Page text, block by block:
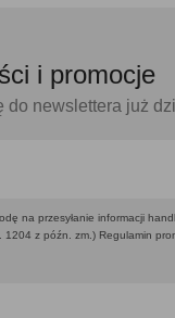
i promocje
do newslettera już
na przesyłanie informacji
z późn. zm.) Regulamin